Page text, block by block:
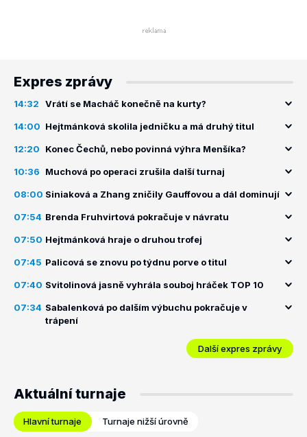
Expres zprávy
14:32 Vrátí se Macháč konečně na kurty?
14:00 Hejtmánková skolila jedničku a má druhý titul
12:20 Konec Čechů, nebo povinná výhra Menšíka?
10:36 Muchová po operaci zrušila další turnaj
08:00 Siniaková a Zhang zničily Gauffovou a dál dominují
07:54 Brenda Fruhvirtová pokračuje v návratu
07:50 Hejtmánková hraje o druhou trofej
07:45 Palicová se znovu po týdnu porve o titul
07:40 Svitolinová jasně vyhrála souboj hráček TOP 10
07:34 Sabalenková po dalším výbuchu pokračuje v
trápení
Další expres zprávy
Aktuální turnaje
Hlavní turnaje Turnaje nižší úrovně